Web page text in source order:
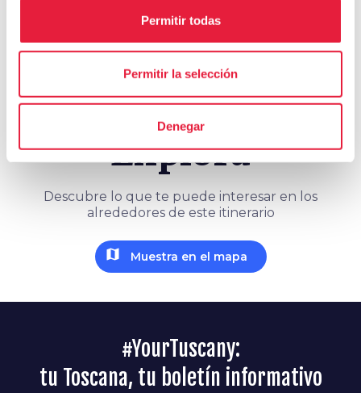
Permitir todas
Permitir la selección
Denegar
Recorrido y ficha del itinerario
Explora
Descubre lo que te puede interesar en los
alrededores de este itinerario
map Muestra en el mapa
#YourTuscany:
tu Toscana, tu boletín informativo